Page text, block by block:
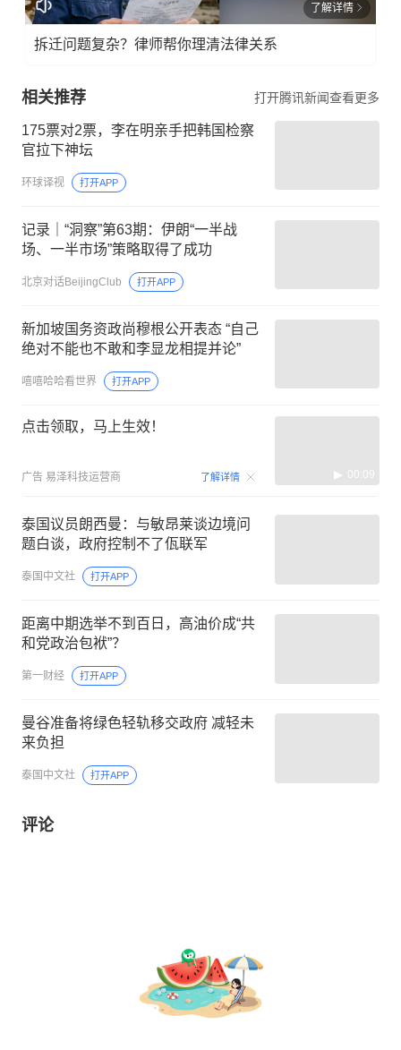
了解详情
拆迁问题复杂？律师帮你理清法律关系
相关推荐 打开腾讯新闻查看更多
175票对2票，李在明亲手把韩国检察
官拉下神坛
环球译视 打开APP
记录｜“洞察”第63期：伊朗“一半战
场、一半市场”策略取得了成功
北京对话BeijingClub 打开APP
新加坡国务资政尚穆根公开表态 “自己
绝对不能也不敢和李显龙相提并论”
嘻嘻哈哈看世界 打开APP
点击领取，马上生效！
广告 易泽科技运营商 了解详情 00:09
泰国议员朗西曼：与敏昂莱谈边境问
题白谈，政府控制不了佤联军
泰国中文社 打开APP
距离中期选举不到百日，高油价成“共
和党政治包袱”？
第一财经 打开APP
曼谷准备将绿色轻轨移交政府 减轻未
来负担
泰国中文社 打开APP
评论